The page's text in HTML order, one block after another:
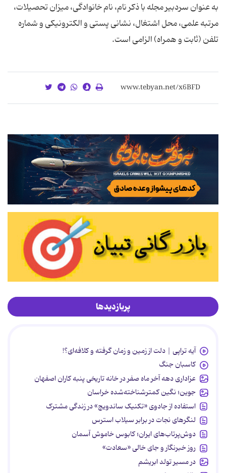
به عنوان سردبیر مجله با ذکر نام، نام خانوادگی، میزان تحصیلات،
مرتبه علمی، محل اشتغال، نشانی پستی و الکترونیکی و شماره
تلفن (ثابت و همراه) الزامی است.
پربازدیدها
آیه تراپی | دلت از زمین و زمان گرفته و کلافه‌ای؟!
کاسبان جنگ
عزاداری دهه آخر ماه صفر در خانه تاریخی پنبه کاران اصفهان
جوین؛ نگین کمترشناخته‌شده خراسان
استفاده از جادوی «تکنیک ساندویچ» در زندگی مشترک
لنگرهای نجات در برابر سیلاب استرس
دوش‌پرتاب‌های ایران؛ کابوس خاموش آسمان
روز خبرنگار و جای خالی «سعادت»
در مسیر تولد ابریشم